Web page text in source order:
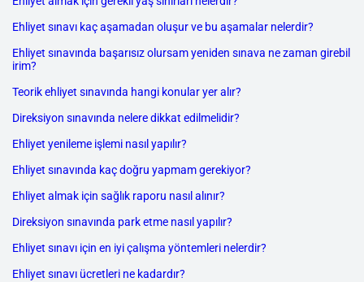
Ehliyet sınavı kaç aşamadan oluşur ve bu aşamalar nelerdir?
Ehliyet sınavında başarısız olursam yeniden sınava ne zaman girebil
irim?
Teorik ehliyet sınavında hangi konular yer alır?
Direksiyon sınavında nelere dikkat edilmelidir?
Ehliyet yenileme işlemi nasıl yapılır?
Ehliyet sınavında kaç doğru yapmam gerekiyor?
Ehliyet almak için sağlık raporu nasıl alınır?
Direksiyon sınavında park etme nasıl yapılır?
Ehliyet sınavı için en iyi çalışma yöntemleri nelerdir?
Ehliyet sınavı ücretleri ne kadardır?